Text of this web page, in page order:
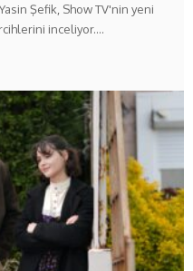
Şefik, Show TV'nin yeni
inceliyor.…